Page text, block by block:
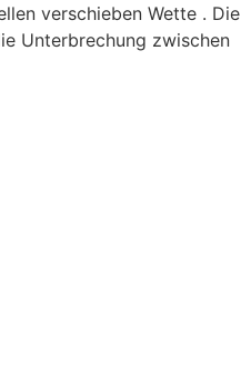
verschieben Wette . Die
Unterbrechung zwischen